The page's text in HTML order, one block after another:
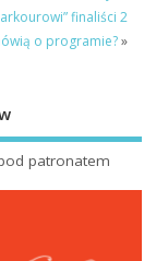
finaliści 2
o programie?»
patronatem